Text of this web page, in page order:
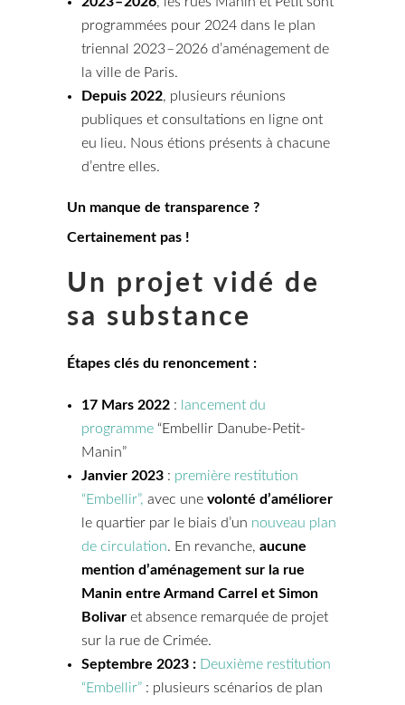
programmées pour 2024 dans le plan
triennal 2023 – 2026 d’aménagement de
la ville de Paris.
Depuis 2022, plusieurs réunions
publiques et consultations en ligne ont
eu lieu. Nous étions présents à chacune
d’entre elles.
Un manque de transparence ?
Certainement pas !
Un projet vidé de
sa substance
Étapes clés du renoncement :
17 Mars 2022 : lancement du
programme “Embellir Danube-Petit-
Manin”
Janvier 2023 : première restitution
“Embellir”, avec une volonté d’améliorer
le quartier par le biais d’un nouveau plan
de circulation. En revanche, aucune
mention d’aménagement sur la rue
Manin entre Armand Carrel et Simon
Bolivar et absence remarquée de projet
sur la rue de Crimée.
Septembre 2023 : Deuxième restitution
“Embellir” : plusieurs scénarios de plan